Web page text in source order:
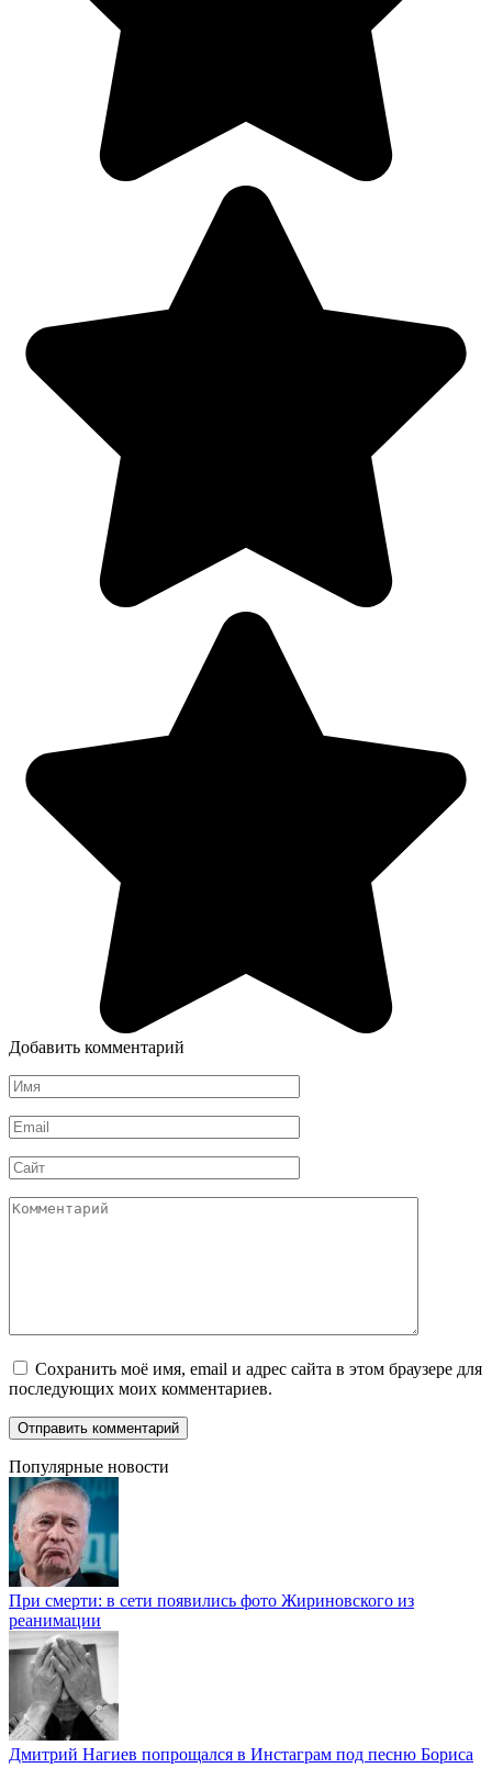
Добавить комментарий
Имя
*
Email
*
Сайт
Комментарий
Сохранить моё имя, email и адрес сайта в этом браузере для
последующих моих комментариев.
Популярные новости
При смерти: в сети появились фото Жириновского из
реанимации
Дмитрий Нагиев попрощался в Инстаграм под песню Бориса